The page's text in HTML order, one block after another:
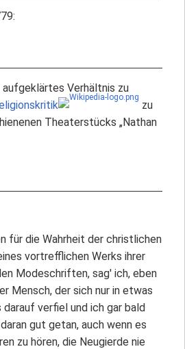
Verhältnis zu
zu
Theaterstücks „Nathan
für die Wahrheit der christlichen
vortrefflichen Werks ihrer
Modeschriften, sag' ich, eben
Mensch, der sich nur in etwas
verfiel und ich gar bald
gut getan, auch wenn es
zu hören, die Neugierde nie